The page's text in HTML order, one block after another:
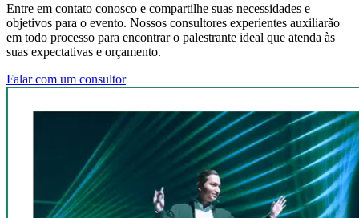
Entre em contato conosco e compartilhe suas necessidades e
objetivos para o evento. Nossos consultores experientes auxiliarão
em todo processo para encontrar o palestrante ideal que atenda às
suas expectativas e orçamento.
Falar com um consultor